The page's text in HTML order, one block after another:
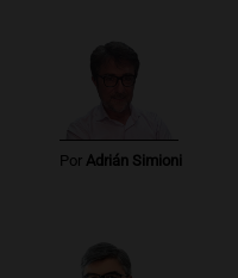
Por Adrián Simioni